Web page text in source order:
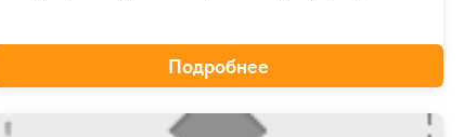
Подробнее
Курский государственный театр кукол